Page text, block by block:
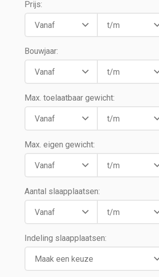
Prijs:
Bouwjaar:
Max. toelaatbaar gewicht:
Max. eigen gewicht:
Aantal slaapplaatsen:
Indeling slaapplaatsen: